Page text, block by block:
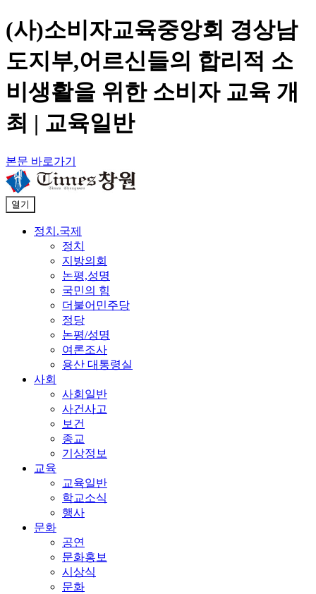
(사)소비자교육중앙회 경상남
도지부,어르신들의 합리적 소
비생활을 위한 소비자 교육 개
최 | 교육일반
본문 바로가기
열기
정치.국제
정치
지방의회
논평,성명
국민의 힘
더불어민주당
정당
논평/성명
여론조사
용산 대통령실
사회
사회일반
사건사고
보건
종교
기상정보
교육
교육일반
학교소식
행사
문화
공연
문화홍보
시상식
문화